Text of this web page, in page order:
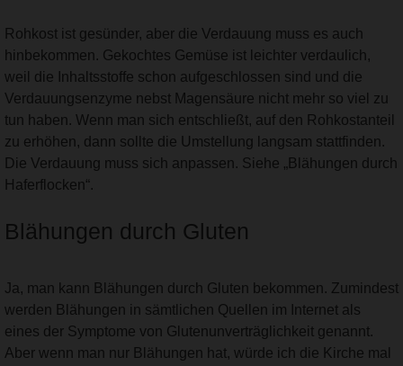
Rohkost ist gesünder, aber die Verdauung muss es auch
hinbekommen. Gekochtes Gemüse ist leichter verdaulich,
weil die Inhaltsstoffe schon aufgeschlossen sind und die
Verdauungsenzyme nebst Magensäure nicht mehr so viel zu
tun haben. Wenn man sich entschließt, auf den Rohkostanteil
zu erhöhen, dann sollte die Umstellung langsam stattfinden.
Die Verdauung muss sich anpassen. Siehe „Blähungen durch
Haferflocken“.
Blähungen durch Gluten
Ja, man kann Blähungen durch Gluten bekommen. Zumindest
werden Blähungen in sämtlichen Quellen im Internet als
eines der Symptome von Glutenunverträglichkeit genannt.
Aber wenn man nur Blähungen hat, würde ich die Kirche mal